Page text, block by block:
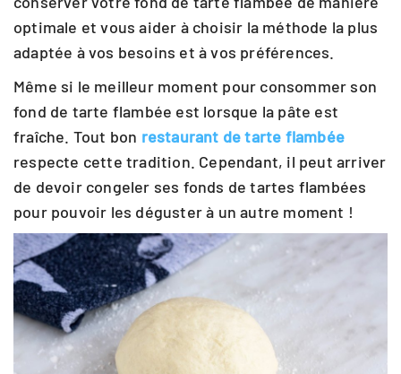
optimale et vous aider à choisir la méthode la plus
adaptée à vos besoins et à vos préférences.
Même si le meilleur moment pour consommer son
fond de tarte flambée est lorsque la pâte est
fraîche. Tout bon restaurant de tarte flambée
respecte cette tradition. Cependant, il peut arriver
de devoir congeler ses fonds de tartes flambées
pour pouvoir les déguster à un autre moment !